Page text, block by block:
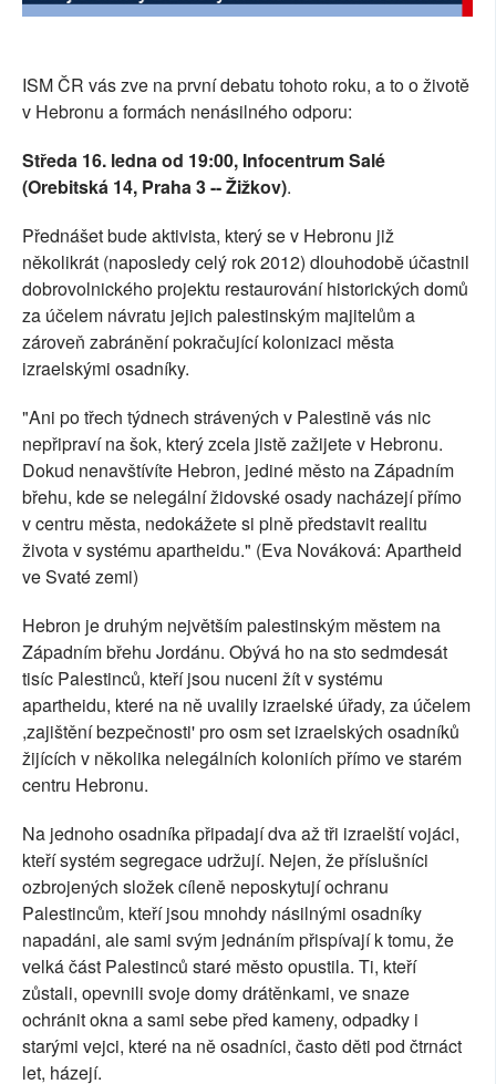
RUBRIKY
ISM ČR vás zve na první debatu tohoto roku, a to o životě
v Hebronu a formách nenásilného odporu:
Středa 16. ledna od 19:00, Infocentrum Salé
(Orebitská 14, Praha 3 -- Žižkov).
Přednášet bude aktivista, který se v Hebronu již
několikrát (naposledy celý rok 2012) dlouhodobě účastnil
dobrovolnického projektu restaurování historických domů
za účelem návratu jejich palestinským majitelům a
zároveň zabránění pokračující kolonizaci města
izraelskými osadníky.
"Ani po třech týdnech strávených v Palestině vás nic
nepřipraví na šok, který zcela jistě zažijete v Hebronu.
Dokud nenavštívíte Hebron, jediné město na Západním
břehu, kde se nelegální židovské osady nacházejí přímo
v centru města, nedokážete si plně představit realitu
života v systému apartheidu." (Eva Nováková: Apartheid
ve Svaté zemi)
Hebron je druhým největším palestinským městem na
Západním břehu Jordánu. Obývá ho na sto sedmdesát
tisíc Palestinců, kteří jsou nuceni žít v systému
apartheidu, které na ně uvalily izraelské úřady, za účelem
,zajištění bezpečnosti' pro osm set izraelských osadníků
žijících v několika nelegálních koloniích přímo ve starém
centru Hebronu.
Na jednoho osadníka připadají dva až tři izraelští vojáci,
kteří systém segregace udržují. Nejen, že příslušníci
ozbrojených složek cíleně neposkytují ochranu
Palestincům, kteří jsou mnohdy násilnými osadníky
napadáni, ale sami svým jednáním přispívají k tomu, že
velká část Palestinců staré město opustila. Ti, kteří
zůstali, opevnili svoje domy drátěnkami, ve snaze
ochránit okna a sami sebe před kameny, odpadky i
starými vejci, které na ně osadníci, často děti pod čtrnáct
let, házejí.